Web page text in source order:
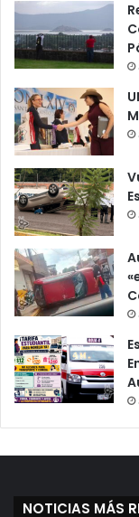
NOTICIAS MÁS